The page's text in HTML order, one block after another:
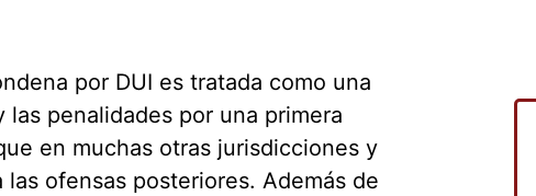
por DUI es tratada como una
penalidades por una primera
en muchas otras jurisdicciones y
ofensas posteriores. Además de